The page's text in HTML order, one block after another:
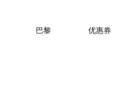
巴黎 优惠券